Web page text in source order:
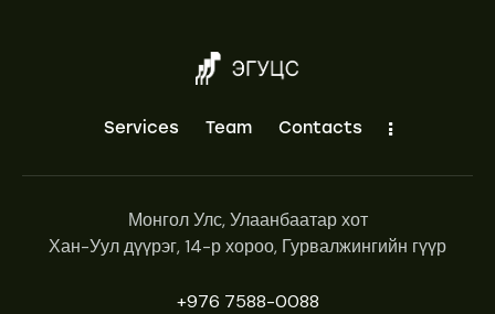
Services Team Contacts
Монгол Улс, Улаанбаатар хот
Хан-Уул дүүрэг, 14-р хороо, Гурвалжингийн гүүр
+976 7588-0088